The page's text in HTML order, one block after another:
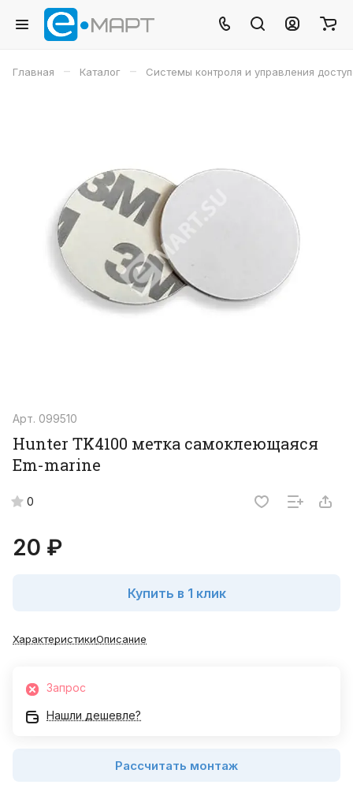
Главная – Каталог – Системы контроля и управления
Арт. 099510
Hunter TK4100 метка самоклеющаяся
Em-marine
0
20 ₽
Купить в 1 клик
ХарактеристикиОписание
Запрос
Нашли дешевле?
Рассчитать монтаж